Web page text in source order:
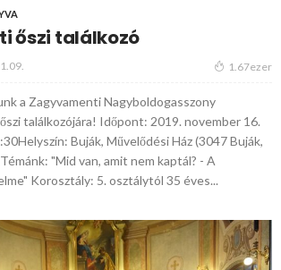
őszi találkozó
1.67ezer
a Zagyvamenti Nagyboldogasszony
találkozójára! Időpont: 2019. november 16.
Buják, Művelődési Ház (3047 Buják,
"Mid van, amit nem kaptál? - A
Korosztály: 5. osztálytól 35 éves...